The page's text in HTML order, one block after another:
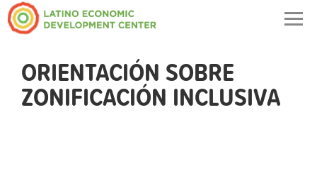
ORIENTACIÓN SOBRE
ZONIFICACIÓN INCLUSIVA